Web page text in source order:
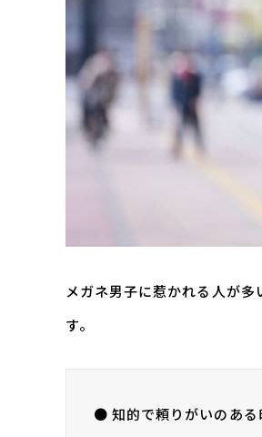
メガネ男子に惹かれる人が
す。
● 知的で頼りがいのある